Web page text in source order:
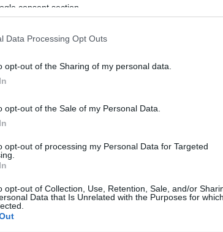
consent section.
Data Processing Opt Outs
opt-out of the Sharing of my personal data.
opt-out of the Sale of my Personal Data.
opt-out of processing my Personal Data for Targeted
opt-out of Collection, Use, Retention, Sale, and/or
Data that Is Unrelated with the Purposes for
8/08/2026 - 11:36πμ